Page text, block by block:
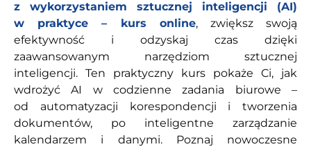
z wykorzystaniem sztucznej inteligencji (AI)
w praktyce – kurs online, zwiększ swoją
efektywność i odzyskaj czas dzięki
zaawansowanym narzędziom sztucznej
inteligencji. Ten praktyczny kurs pokaże Ci, jak
wdrożyć AI w codzienne zadania biurowe –
od automatyzacji korespondencji i tworzenia
dokumentów, po inteligentne zarządzanie
kalendarzem i danymi. Poznaj nowoczesne